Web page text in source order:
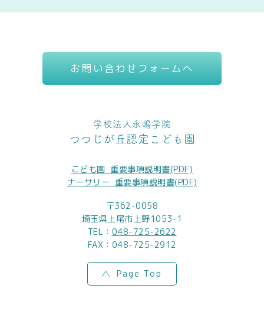
お問い合わせフォームへ
学校法人永嶋学院
つつじが丘認定こども園
こども園_重要事項説明書(PDF)
ナーサリー_重要事項説明書(PDF)
〒362-0058
埼玉県上尾市上野1053-1
TEL： 048-725-2622
FAX：048-725-2912
Page Top